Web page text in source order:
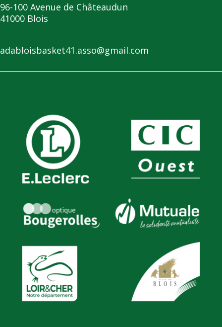
96-100 Avenue de Châteaudun
41000 Blois
adabloisbasket41.asso@gmail.com